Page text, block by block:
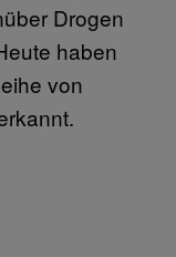
Drogen
haben
von